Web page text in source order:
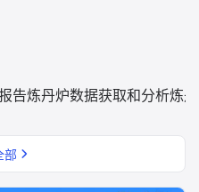
告炼丹炉数据获取和分析炼
部